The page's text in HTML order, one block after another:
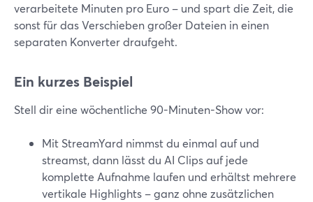
verarbeitete Minuten pro Euro – und spart die Zeit, die
sonst für das Verschieben großer Dateien in einen
separaten Konverter draufgeht.
Ein kurzes Beispiel
Stell dir eine wöchentliche 90-Minuten-Show vor:
Mit StreamYard nimmst du einmal auf und
streamst, dann lässt du AI Clips auf jede
komplette Aufnahme laufen und erhältst mehrere
vertikale Highlights – ganz ohne zusätzlichen